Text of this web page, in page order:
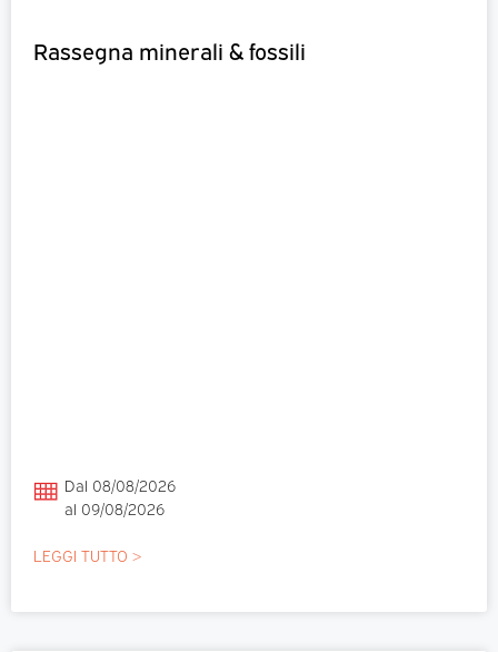
Rassegna minerali & fossili
Dal 08/08/2026
al 09/08/2026
LEGGI TUTTO >